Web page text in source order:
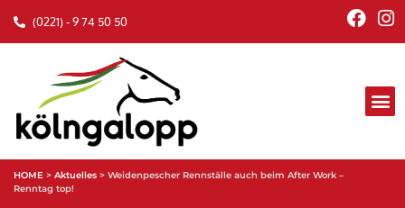
(0221) - 9 74 50 50
HOME > Aktuelles > Weidenpescher Rennställe auch beim After Work –
Renntag top!